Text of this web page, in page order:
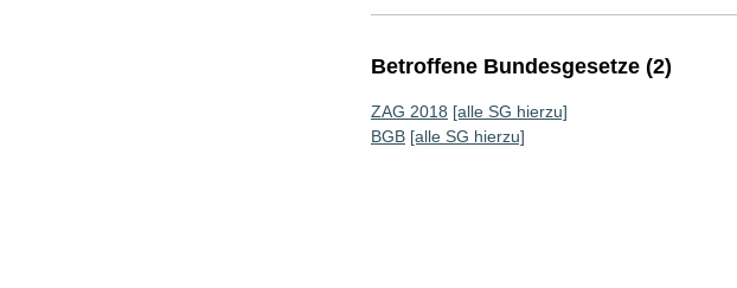
Betroffene Bundesgesetze (2)
ZAG 2018 [alle SG hierzu]
BGB [alle SG hierzu]